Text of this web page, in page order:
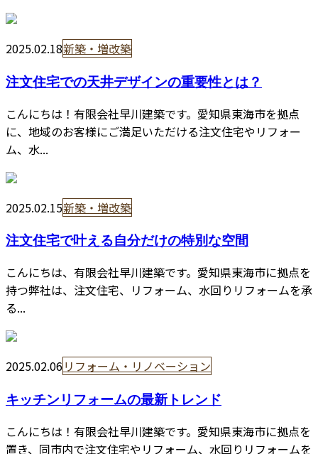
2025.02.18新築・増改築
注文住宅での天井デザインの重要性とは？
こんにちは！有限会社早川建築です。愛知県東海市を拠点
に、地域のお客様にご満足いただける注文住宅やリフォー
ム、水...
2025.02.15新築・増改築
注文住宅で叶える自分だけの特別な空間
こんにちは、有限会社早川建築です。愛知県東海市に拠点を
持つ弊社は、注文住宅、リフォーム、水回りリフォームを承
る...
2025.02.06リフォーム・リノベーション
キッチンリフォームの最新トレンド
こんにちは！有限会社早川建築です。愛知県東海市に拠点を
置き、同市内で注文住宅やリフォーム、水回りリフォームを